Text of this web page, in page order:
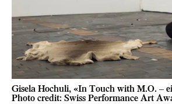
Gisela Hochuli, «In Touch with M.O. –
Photo credit: Swiss Performance Art